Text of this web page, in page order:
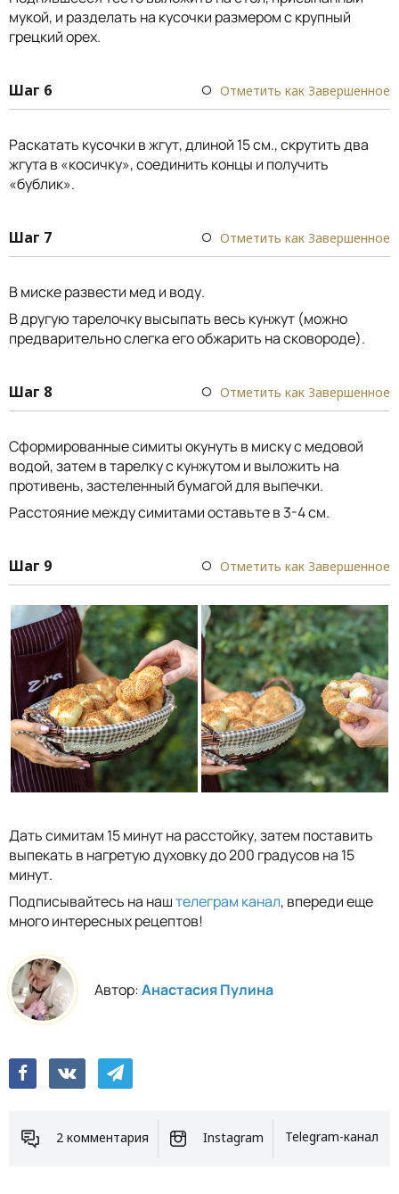
мукой, и разделать на кусочки размером с крупный
грецкий орех.
Шаг 6 Отметить как Завершенное
Раскатать кусочки в жгут, длиной 15 см., скрутить два
жгута в «косичку», соединить концы и получить
«бублик».
Шаг 7 Отметить как Завершенное
В миске развести мед и воду.
В другую тарелочку высыпать весь кунжут (можно
предварительно слегка его обжарить на сковороде).
Шаг 8 Отметить как Завершенное
Сформированные симиты окунуть в миску с медовой
водой, затем в тарелку с кунжутом и выложить на
противень, застеленный бумагой для выпечки.
Расстояние между симитами оставьте в 3-4 см.
Шаг 9 Отметить как Завершенное
Дать симитам 15 минут на расстойку, затем поставить
выпекать в нагретую духовку до 200 градусов на 15
минут.
Подписывайтесь на наштелеграм канал, впереди еще
много интересных рецептов!
Автор:Анастасия Пулина
2 комментария Instagram Telegram-канал